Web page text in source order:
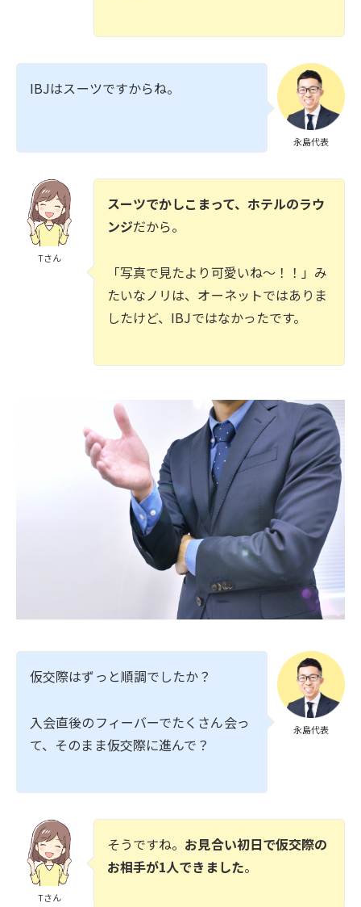
永島代表
IBJはスーツですからね。
Tさん
スーツでかしこまって、ホテルのラウ
ンジだから。
「写真で見たより可愛いね～！！」み
たいなノリは、オーネットではありま
したけど、IBJではなかったです。
永島代表
仮交際はずっと順調でしたか？
入会直後のフィーバーでたくさん会っ
て、そのまま仮交際に進んで？
Tさん
そうですね。 お見合い初日で仮交際の
お相手が1人できました。